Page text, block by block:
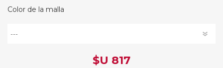
Color de la malla
$U 817